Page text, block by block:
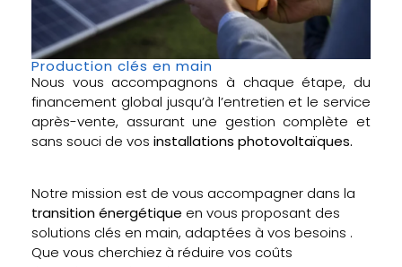
Production clés en main
Nous vous accompagnons à chaque étape, du
financement global jusqu’à l’entretien et le service
après-vente, assurant une gestion complète et
sans souci de vos installations photovoltaïques.
Notre mission est de vous accompagner dans la
transition énergétique en vous proposant des
solutions clés en main, adaptées à vos besoins .
Que vous cherchiez à réduire vos coûts